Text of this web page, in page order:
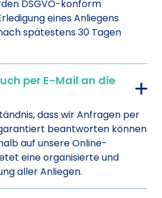
DSGVO-konform
eines Anliegens
spätestens 30 Tagen
per E-Mail an die
dass wir Anfragen per
beantworten können
auf unsere Online-
eine organisierte und
aller Anliegen.